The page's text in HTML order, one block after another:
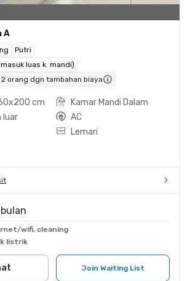
A
Putri
luas k. mandi)
orang dgn tambahan biaya
cm
Kamar Mandi Dalam
luar
AC
Lemari
wifi, cleaning
listrik
Join Waiting List